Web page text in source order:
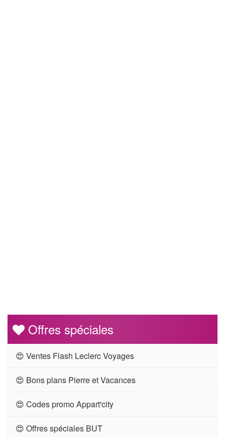
Offres spéciales
😍 Ventes Flash Leclerc Voyages
😍 Bons plans Pierre et Vacances
😍 Codes promo Appart'city
😍 Offres spéciales BUT